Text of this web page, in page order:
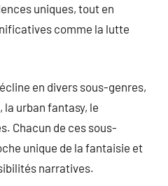
uniques, tout en
comme la lutte
en divers sous-genres,
urban fantasy, le
Chacun de ces sous-
unique de la fantaisie et
narratives.